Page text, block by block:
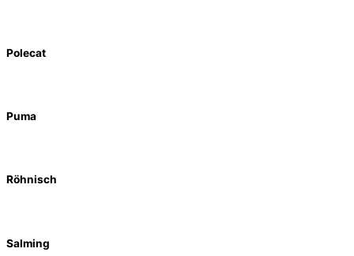
Polecat
Puma
Röhnisch
Salming